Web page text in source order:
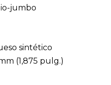
jumbo
sintético
(1,875 pulg.)